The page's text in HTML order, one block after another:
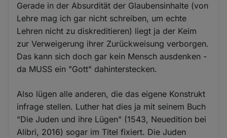
Gerade in der Absurdität der Glaubensinhalte (von
Lehre mag ich gar nicht schreiben, um echte
Lehren nicht zu diskreditieren) liegt ja der Keim
zur Verweigerung ihrer Zurückweisung verborgen.
Das kann sich doch gar kein Mensch ausdenken -
da MUSS ein "Gott" dahinterstecken.
Also lügen alle anderen, die das eigene Konstrukt
infrage stellen. Luther hat dies ja mit seinem Buch
"Die Juden und ihre Lügen" (1543, Neuedition bei
Alibri, 2016) sogar im Titel fixiert. Die Juden